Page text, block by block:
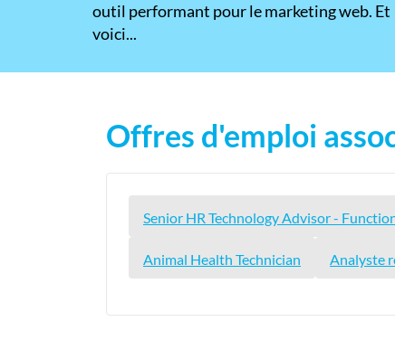
outil performant pour le marketing web. Et
voici...
Offres d'emploi
Senior HR Technology Advisor -
Animal Health Technician Analyste